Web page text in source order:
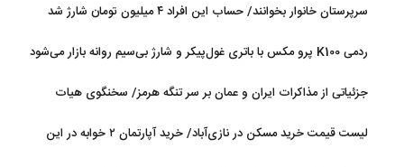
سرپرستان خانوار بخوانند/ حساب این افراد ۴ میلیون تومان شارژ شد
ردمی K100 پرو مکس با باتری غول‌پیکر و شارژ بی‌سیم روانه بازار می‌شود
جزئیاتی از مذاکرات ایران و عمان بر سر تنگه هرمز/ سخنگوی هیات
لیست قیمت خرید مسکن در نازی‌آباد/ خرید آپارتمان ۲ خوابه در این